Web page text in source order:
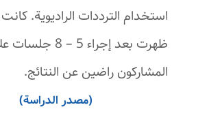
استخدام الترددات الراديوية.
ظهرت بعد إجراء 5
المشاركون راضين عن النتائج.
(مصدر الدراسة)